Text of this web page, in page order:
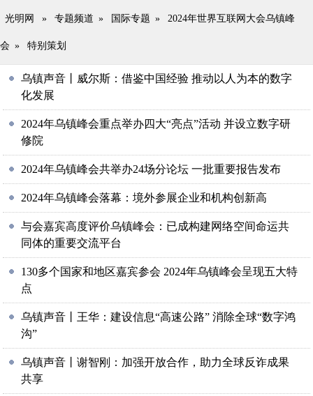
光明网 » 专题频道 » 国际专题 » 2024年世界互联网大会乌镇峰
会 » 特别策划
乌镇声音丨威尔斯：借鉴中国经验 推动以人为本的数字
化发展
2024年乌镇峰会重点举办四大“亮点”活动 并设立数字研
修院
2024年乌镇峰会共举办24场分论坛 一批重要报告发布
2024年乌镇峰会落幕：境外参展企业和机构创新高
与会嘉宾高度评价乌镇峰会：已成构建网络空间命运共
同体的重要交流平台
130多个国家和地区嘉宾参会 2024年乌镇峰会呈现五大特
点
乌镇声音丨王华：建设信息“高速公路” 消除全球“数字鸿
沟”
乌镇声音丨谢智刚：加强开放合作，助力全球反诈成果
共享